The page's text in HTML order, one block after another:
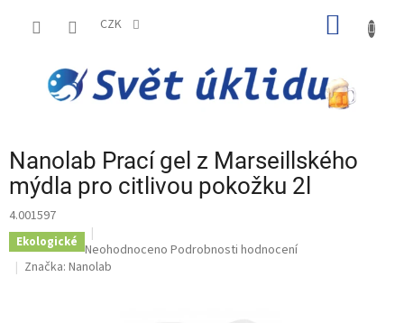
CZK
Nanolab Prací gel z Marseillského
mýdla pro citlivou pokožku 2l
4.001597
Ekologické Průměrné
hodnocení
Neohodnoceno Podrobnosti hodnocení
Značka: Nanolab